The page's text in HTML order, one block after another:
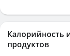
Калорийность
продуктов